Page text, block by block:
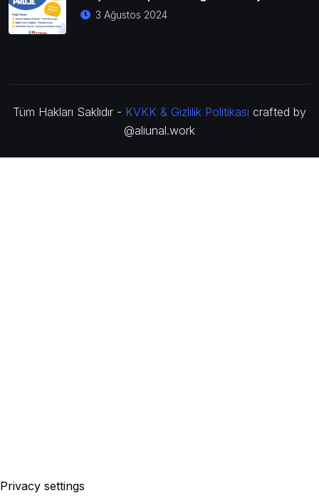
3 Ağustos 2024
Tüm Hakları Saklıdır - KVKK & Gizlilik Politikası crafted by
@aliunal.work
Privacy settings